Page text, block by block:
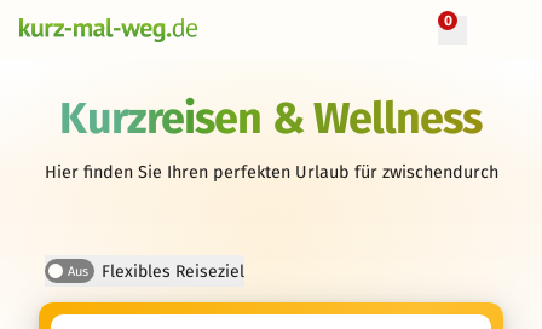
0
Kurzreisen & Wellness
Hier finden Sie Ihren perfekten Urlaub für zwischendurch
Aus Flexibles Reiseziel